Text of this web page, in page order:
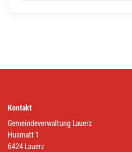
Kontakt
Gemeindeverwaltung Lauerz
Husmatt 1
6424 Lauerz